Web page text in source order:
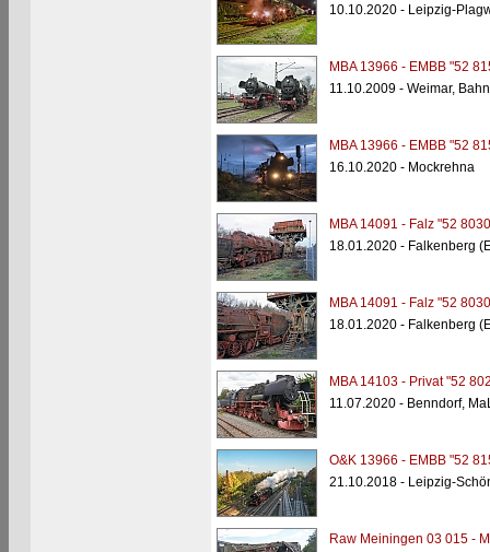
10.10.2020 - Leipzig-
MBA 13966 - EMBB "52
11.10.2009 - Weimar,
MBA 13966 - EMBB "52
16.10.2020 - Mockrehna
MBA 14091 - Falz "52
18.01.2020 - Falkenberg
MBA 14091 - Falz "52
18.01.2020 - Falkenberg
MBA 14103 - Privat "52
11.07.2020 - Benndorf,
O&K 13966 - EMBB "52
21.10.2018 - Leipzig-
Raw Meiningen 03 015 -